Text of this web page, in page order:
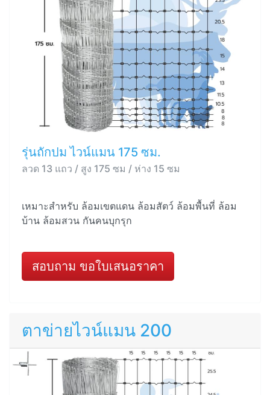
รุ่นถักปม ไวน์แมน 175 ซม.
ลวด 13 แถว / สูง 175 ซม / ห่าง 15 ซม
เหมาะสำหรับ ล้อมเขตแดน ล้อมสัตว์ ล้อมพื้นที่ ล้อม
บ้าน ล้อมสวน กันคนบุกรุก
สอบถาม ขอใบเสนอราคา
ตาข่ายไวน์แมน 200